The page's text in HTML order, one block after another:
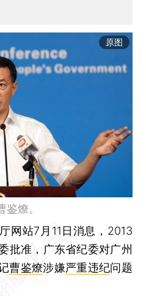
原图
燎。
站7月11日消息，2013
批准，广东省纪委对广州
曹鉴燎涉嫌严重违纪问题